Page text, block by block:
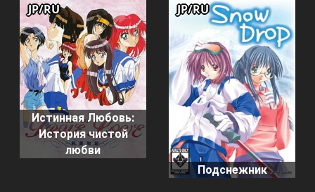
Истинная Любовь:
История чистой
любви
JP/RU
Подснежник
JP/RU